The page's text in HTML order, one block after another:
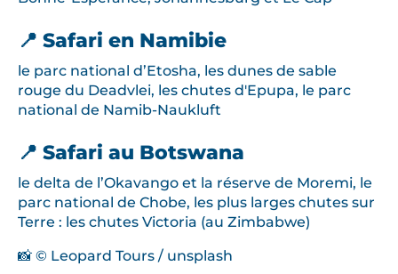
📍 Safari en Namibie
le parc national d’Etosha, les dunes de sable
rouge du Deadvlei, les chutes d'Epupa, le parc
national de Namib-Naukluft
📍 Safari au Botswana
le delta de l’Okavango et la réserve de Moremi, le
parc national de Chobe, les plus larges chutes sur
Terre : les chutes Victoria (au Zimbabwe)
📸 © Leopard Tours / unsplash